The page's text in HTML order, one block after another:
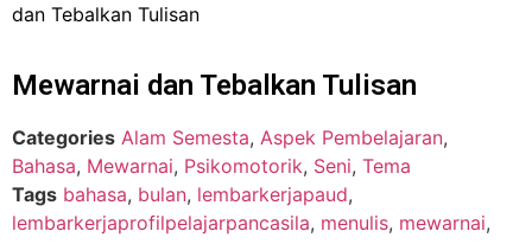
dan Tebalkan Tulisan
Mewarnai dan Tebalkan Tulisan
Categories Alam Semesta, Aspek Pembelajaran,
Bahasa, Mewarnai, Psikomotorik, Seni, Tema
Tags bahasa, bulan, lembarkerjapaud,
lembarkerjaprofilpelajarpancasila, menulis, mewarnai,